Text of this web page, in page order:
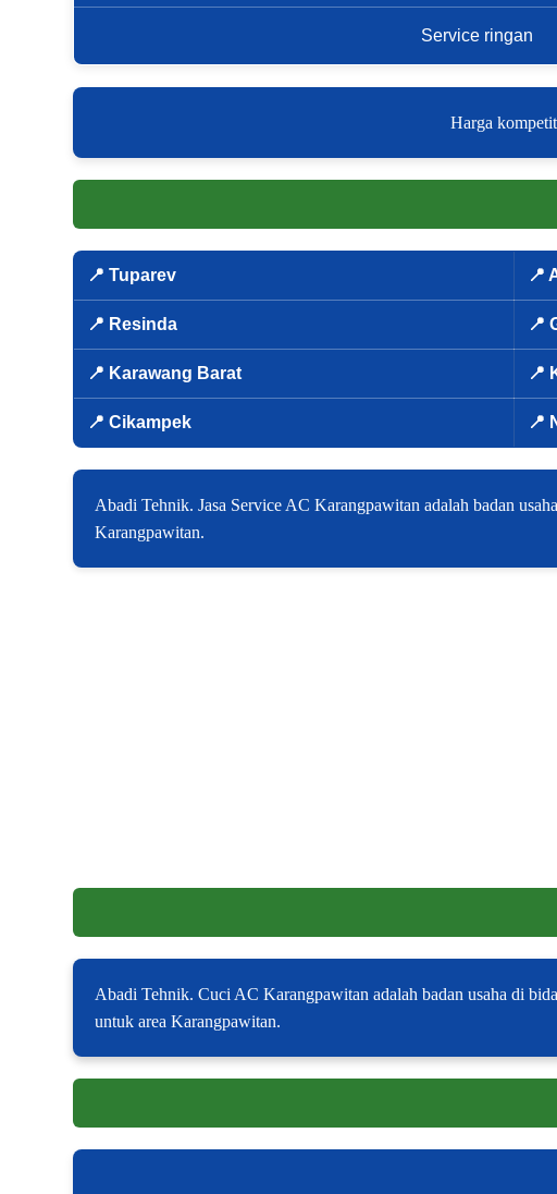
Service ringan
Harga
📍 Tuparev 📍
📍 Resinda 📍
📍 Karawang Barat 📍
📍 Cikampek 📍
Abadi Tehnik. Jasa Service AC Karangpawitan adalah badan
Karangpawitan.
Abadi Tehnik. Cuci AC Karangpawitan adalah badan usaha di
untuk area Karangpawitan.